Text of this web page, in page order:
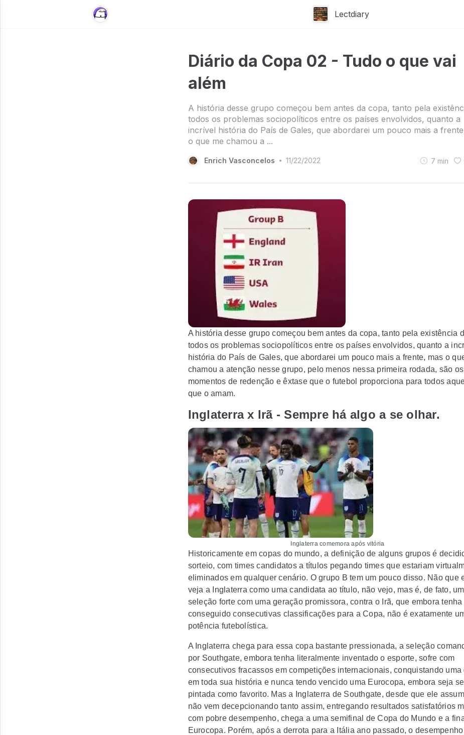
Lectdiary
Diário da Copa 02 - Tudo o que vai
além
A história desse grupo começou bem antes da copa, tanto pela
todos os problemas sociopolíticos entre os países envolvidos, quanto a
incrível história do País de Gales, que abordarei um pouco mais a
o que me chamou a ...
Enrich Vasconcelos • 11/22/2022 7 min
A história desse grupo começou bem antes da copa, tanto pela existência
todos os problemas sociopolíticos entre os países envolvidos, quanto a
história do País de Gales, que abordarei um pouco mais a frente, mas o
chamou a atenção nesse grupo, pelo menos nessa primeira rodada, são os
momentos de redenção e êxtase que o futebol proporciona para todos
que o amam.
Inglaterra x Irã - Sempre há algo a se olhar.
Inglaterra comemora após vitória
Historicamente em copas do mundo, a definição de alguns grupos é
sorteio, com times candidatos a títulos pegando times que estariam
eliminados em qualquer cenário. O grupo B tem um pouco disso. Não que
veja a Inglaterra como uma candidata ao título, não vejo, mas é, de fato,
seleção forte com uma geração promissora, contra o Irã, que embora tenha
conseguido consecutivas classificações para a Copa, não é exatamente
potência futebolística.
A Inglaterra chega para essa copa bastante pressionada, a seleção
por Southgate, embora tenha literalmente inventado o esporte, sofre com
consecutivos fracassos em competições internacionais, conquistando uma
em toda sua história e nunca tendo vencido uma Eurocopa, embora seja
pintada como favorito. Mas a Inglaterra de Southgate, desde que ele
não vem decepcionando tanto assim, entregando resultados satisfatórios
com pobre desempenho, chega a uma semifinal de Copa do Mundo e a
Eurocopa. Porém, após a derrota para a Itália ano passado, o desempenho